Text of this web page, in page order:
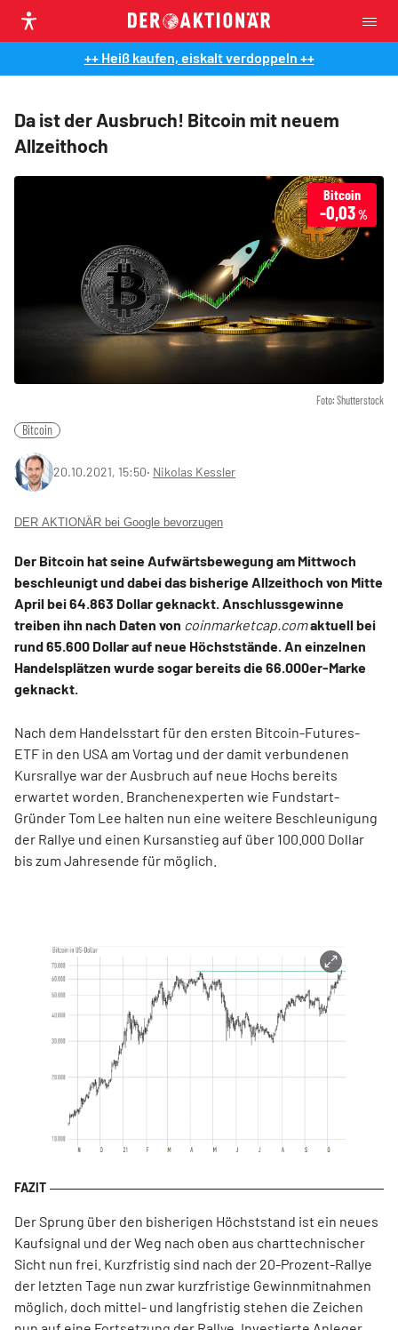
++ Heiß kaufen, eiskalt verdoppeln ++
Da ist der Ausbruch! Bitcoin mit neuem
Allzeithoch
Foto: Shutterstock
Bitcoin
-0,03%
Bitcoin
20.10.2021, 15:50‧ Nikolas Kessler
DER AKTIONÄR bei Google bevorzugen
Der Bitcoin hat seine Aufwärtsbewegung am Mittwoch
beschleunigt und dabei das bisherige Allzeithoch von Mitte
April bei 64.863 Dollar geknackt. Anschlussgewinne
treiben ihn nach Daten von coinmarketcap.comaktuell bei
rund 65.600 Dollar auf neue Höchststände. An einzelnen
Handelsplätzen wurde sogar bereits die 66.000er-Marke
geknackt.
Nach dem Handelsstart für den ersten Bitcoin-Futures-
ETF in den USA am Vortag und der damit verbundenen
Kursrallye war der Ausbruch auf neue Hochs bereits
erwartet worden. Branchenexperten wie Fundstart-
Gründer Tom Lee halten nun eine weitere Beschleunigung
der Rallye und einen Kursanstieg auf über 100.000 Dollar
bis zum Jahresende für möglich.
Der Sprung über den bisherigen Höchststand ist ein neues
Kaufsignal und der Weg nach oben aus charttechnischer
Sicht nun frei. Kurzfristig sind nach der 20-Prozent-Rallye
der letzten Tage nun zwar kurzfristige Gewinnmitnahmen
möglich, doch mittel- und langfristig stehen die Zeichen